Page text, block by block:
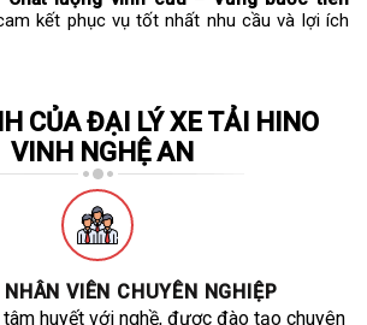
kết phục vụ tốt nhất nhu cầu và lợi ích
CỦA ĐẠI LÝ XE TẢI HINO
VINH NGHỆ AN
VIÊN CHUYÊN NGHIỆP
huyết với nghề, được đào tạo chuyên